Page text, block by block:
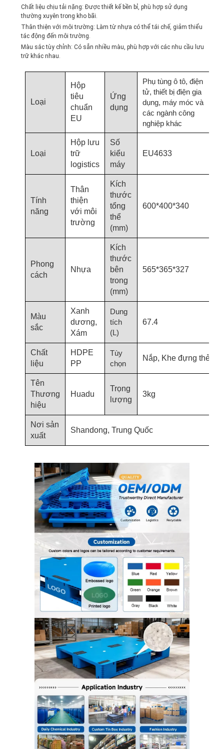
Chất liệu chịu tải nặng: Được thiết kế bền bỉ, phù hợp sử dụng
thường xuyên trong kho bãi.
Thân thiện với môi trường: Làm từ nhựa có thể tái chế, giảm thiểu
tác động đến môi trường.
Màu sắc tùy chỉnh: Có sẵn nhiều màu, phù hợp với các nhu cầu lưu
trữ khác nhau.
Loại
Hộp
tiêu
chuẩn
EU
Ứng
dụng
Phụ tùng ô tô, điện
tử, thiết bị điện gia
dụng, máy móc và
các ngành công
nghiệp khác
Loại
Hộp lưu
trữ
logistics
Số
kiểu
máy
EU4633
Tính
năng
Thân
thiện
với môi
trường
Kích
thước
tổng
thể
(mm)
600*400*340
Phong
cách
Nhựa
Kích
thước
bên
trong
(mm)
565*365*327
Màu
sắc
Xanh
dương,
Xám
Dung
tích
(L)
67.4
Chất
liệu
HDPE
PP
Tùy
chọn
Nắp, Khe đựng thẻ
Tên
Thương
hiệu
Huadu
Trọng
lượng
3kg
Nơi sản
xuất
Shandong, Trung Quốc